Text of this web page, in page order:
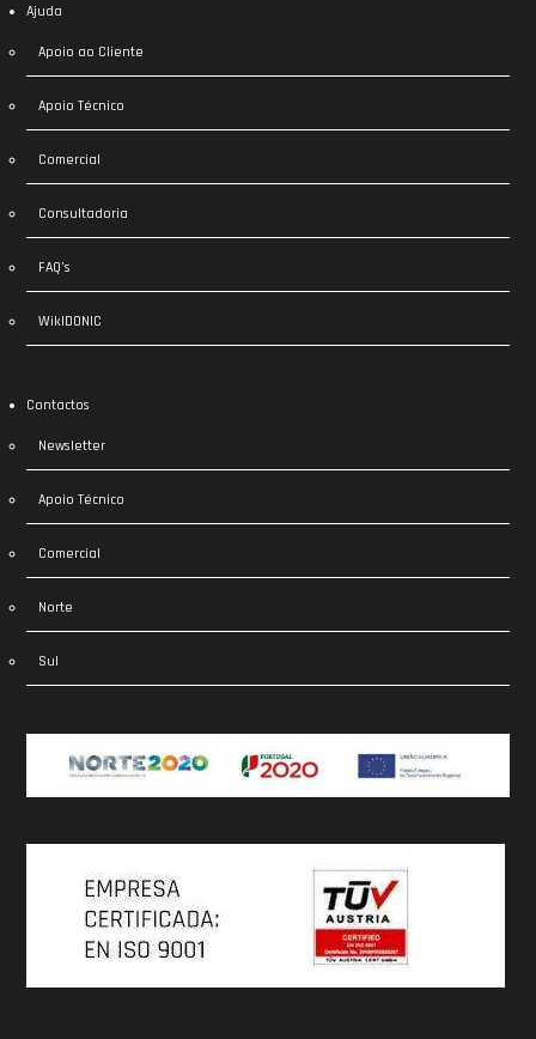
Ajuda
Apoio ao Cliente
Apoio Técnico
Comercial
Consultadoria
FAQ’s
WikIDONIC
Contactos
Newsletter
Apoio Técnico
Comercial
Norte
Sul